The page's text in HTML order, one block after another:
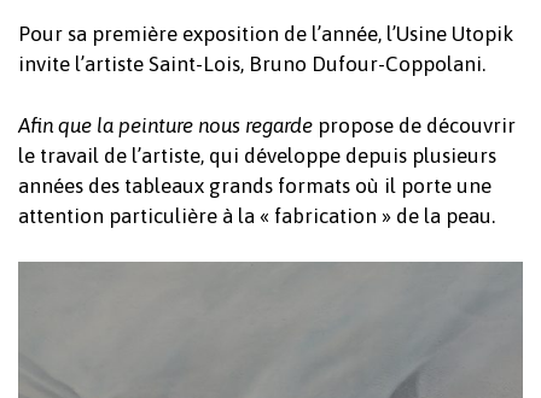
Pour sa première exposition de l’année, l’Usine Utopik
invite l’artiste Saint-Lois, Bruno Dufour-Coppolani.
Afin que la peinture nous regarde propose de découvrir
le travail de l’artiste, qui développe depuis plusieurs
années des tableaux grands formats où il porte une
attention particulière à la « fabrication » de la peau.